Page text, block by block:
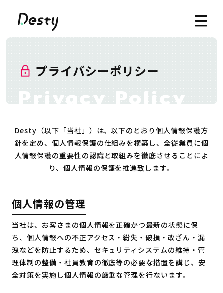
プライバシーポリシー
Desty（以下「当社」）は、以下のとおり個人情報保護方
針を定め、個人情報保護の仕組みを構築し、全従業員に個
人情報保護の重要性の認識と取組みを徹底させることによ
り、個人情報の保護を推進致します。
個人情報の管理
当社は、お客さまの個人情報を正確かつ最新の状態に保
ち、個人情報への不正アクセス・紛失・破損・改ざん・漏
洩などを防止するため、セキュリティシステムの維持・管
理体制の整備・社員教育の徹底等の必要な措置を講じ、安
全対策を実施し個人情報の厳重な管理を行ないます。